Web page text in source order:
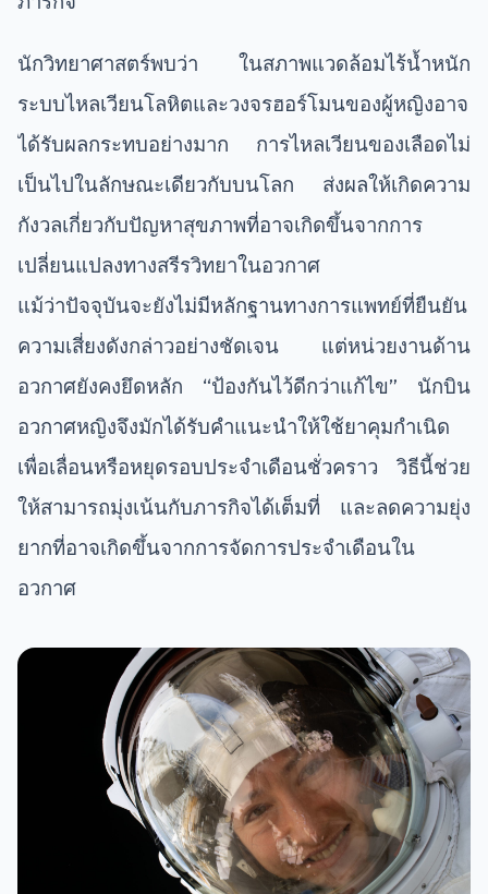
นักวิทยาศาสตร์พบว่า ในสภาพแวดล้อมไร้น้ำหนัก
ระบบไหลเวียนโลหิตและวงจรฮอร์โมนของผู้หญิงอาจ
ได้รับผลกระทบอย่างมาก การไหลเวียนของเลือดไม่
เป็นไปในลักษณะเดียวกับบนโลก ส่งผลให้เกิดความ
กังวลเกี่ยวกับปัญหาสุขภาพที่อาจเกิดขึ้นจากการ
เปลี่ยนแปลงทางสรีรวิทยาในอวกาศ
แม้ว่าปัจจุบันจะยังไม่มีหลักฐานทางการแพทย์ที่ยืนยัน
ความเสี่ยงดังกล่าวอย่างชัดเจน แต่หน่วยงานด้าน
อวกาศยังคงยึดหลัก “ป้องกันไว้ดีกว่าแก้ไข” นักบิน
อวกาศหญิงจึงมักได้รับคำแนะนำให้ใช้ยาคุมกำเนิด
เพื่อเลื่อนหรือหยุดรอบประจำเดือนชั่วคราว วิธีนี้ช่วย
ให้สามารถมุ่งเน้นกับภารกิจได้เต็มที่ และลดความยุ่ง
ยากที่อาจเกิดขึ้นจากการจัดการประจำเดือนใน
อวกาศ